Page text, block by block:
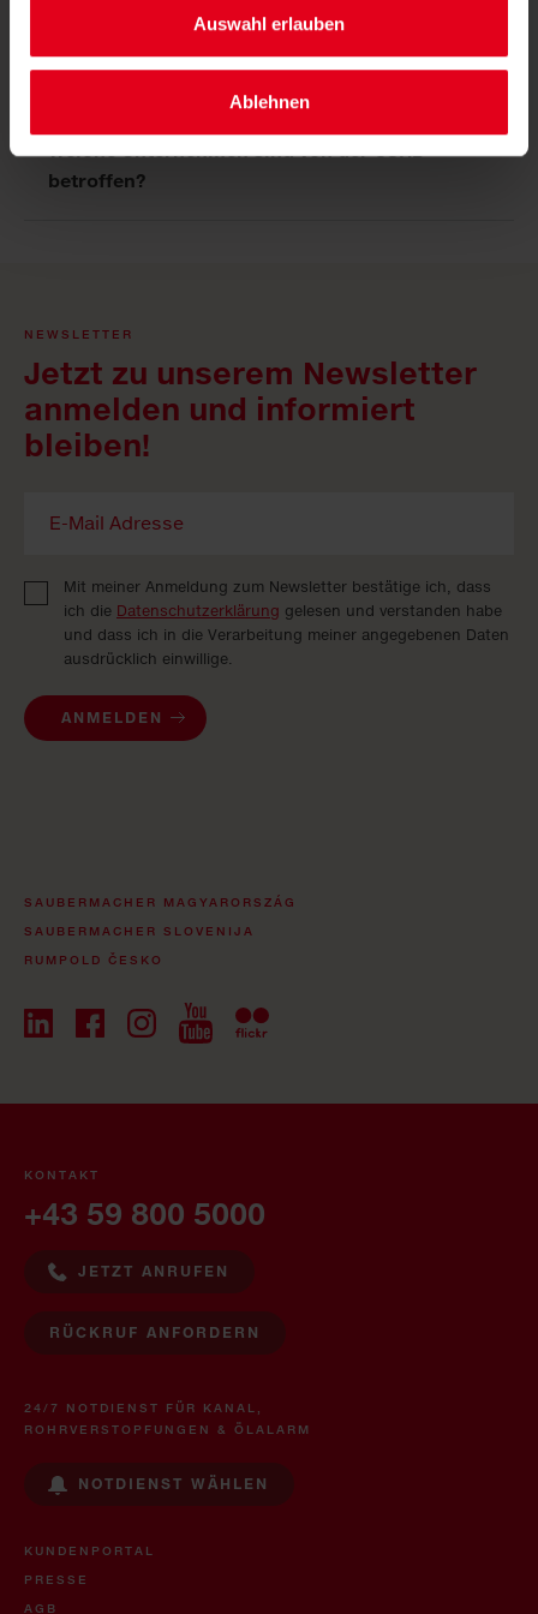
Auswahl erlauben
Ablehnen
Ist ein Nachhaltigkeitsbericht verpflichtend?
Welche Unternehmen sind von der CSRD
betroffen?
NEWSLETTER
Jetzt zu unserem Newsletter
anmelden und informiert
bleiben!
Mit meiner Anmeldung zum Newsletter bestätige ich, dass
ich die Datenschutzerklärung gelesen und verstanden habe
und dass ich in die Verarbeitung meiner angegebenen Daten
ausdrücklich einwillige.
ANMELDEN
SAUBERMACHER MAGYARORSZÁG
SAUBERMACHER SLOVENIJA
RUMPOLD ČESKO
KONTAKT
+43 59 800 5000
JETZT ANRUFEN
RÜCKRUF ANFORDERN
24/7 NOTDIENST FÜR KANAL,
ROHRVERSTOPFUNGEN & ÖLALARM
NOTDIENST WÄHLEN
KUNDENPORTAL
PRESSE
AGB